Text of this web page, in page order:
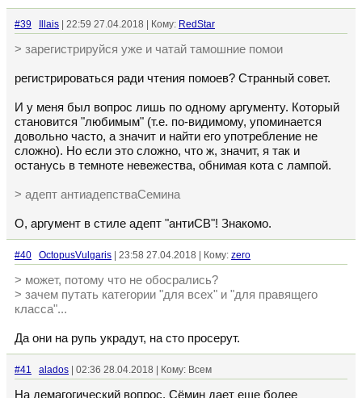
#39 Illais | 22:59 27.04.2018 | Кому: RedStar
> зарегистрируйся уже и чатай тамошние помои
регистрироваться ради чтения помоев? Странный совет.
И у меня был вопрос лишь по одному аргументу. Который
становится "любимым" (т.е. по-видимому, упоминается
довольно часто, а значит и найти его употребление не
сложно). Но если это сложно, что ж, значит, я так и
останусь в темноте невежества, обнимая кота с лампой.
> адепт антиадепстваСемина
О, аргумент в стиле адепт "антиСВ"! Знакомо.
#40 OctopusVulgaris | 23:58 27.04.2018 | Кому: zero
> может, потому что не обосрались?
> зачем путать категории "для всех" и "для правящего
класса"...
Да они на рупь украдут, на сто просерут.
#41 alados | 02:36 28.04.2018 | Кому: Всем
На демагогический вопрос, Сёмин дает еще более